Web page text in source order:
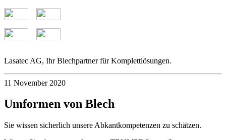
Lasatec AG, Ihr Blechpartner für Komplettlösungen.
11 November 2020
Umformen von Blech
Sie wissen sicherlich unsere Abkantkompetenzen zu schätzen.